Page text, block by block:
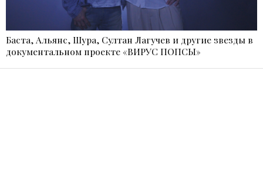
Баста, Альянс, Шура, Султан Лагучев и другие звезды в
документальном проекте «ВИРУС ПОПСЫ»